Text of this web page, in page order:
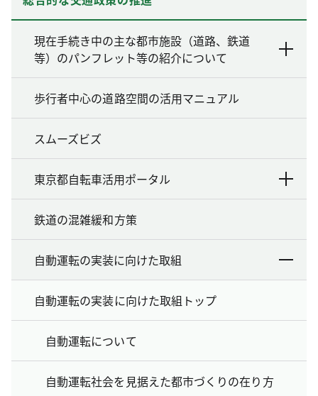
現在手続き中の主な都市施設（道路、鉄道
等）のパンフレット等の紹介について
歩行者中心の道路空間の活用マニュアル
スムーズビズ
東京都自転車活用ポータル
鉄道の混雑緩和方策
自動運転の実装に向けた取組
自動運転の実装に向けた取組トップ
自動運転について
自動運転社会を見据えた都市づくりの在り方